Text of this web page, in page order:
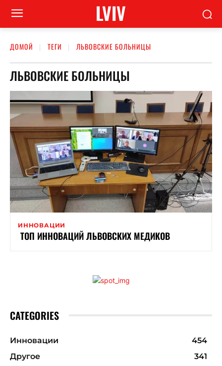
LVIV
ДОМОЙ ТЕГИ ЛЬВОВСКИЕ БОЛЬНИЦЫ
ЛЬВОВСКИЕ БОЛЬНИЦЫ
ИННОВАЦИИ
ТОП ИННОВАЦИЙ ЛЬВОВСКИХ МЕДИКОВ
CATEGORIES
Инновации
454
Другое
341